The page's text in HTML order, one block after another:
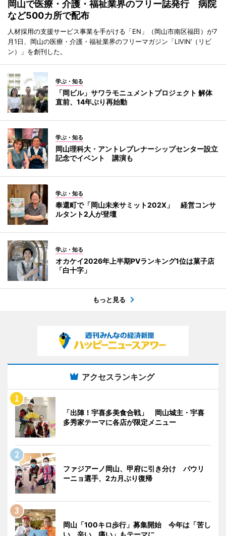
岡山で医療・介護・福祉業界のフリー誌発行 病院
など500カ所で配布
人材採用の支援サービス事業を手がける「EN」（岡山市南区福田）が7
月1日、岡山の医療・介護・福祉業界のフリーマガジン「LIVIN’（リビ
ン）」を創刊した。
学ぶ・知る
「岡ビル」サワラモニュメントプロジェクト 解体
直前、14年ぶり再始動
学ぶ・知る
岡山理科大・アントレプレナーシップセンター設立
記念でイベント 講演も
学ぶ・知る
奉還町で「岡山未来サミット202X」 経営コンサ
ルタント2人が登壇
学ぶ・知る
オカケイ2026年上半期PVランキング1位は菓子店
「白十字」
もっと見る
アクセスランキング
「出陣！宇喜多美食合戦」 岡山城主・宇喜
多秀家テーマに各店が限定メニュー
ファジアーノ岡山、甲府に引き分け パウリ
ーニョ選手、2カ月ぶり復帰
岡山「100キロ歩行」募集開始 今年は「苦し
い、辛い、痛い」もテーマに